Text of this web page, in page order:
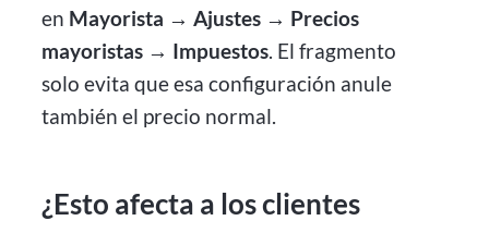
en Mayorista → Ajustes → Precios
mayoristas → Impuestos. El fragmento
solo evita que esa configuración anule
también el precio normal.
¿Esto afecta a los clientes